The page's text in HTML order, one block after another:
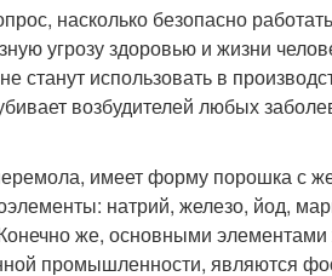
насколько безопасно
угрозу здоровью и жизни
станут использовать в
возбудителей любых
имеет форму порошка с
натрий, железо, йод,
же, основными
промышленности, являются